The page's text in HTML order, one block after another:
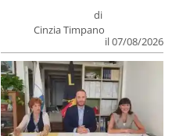
di
Cinzia Timpano
il 07/08/2026